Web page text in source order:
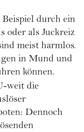
durch ein
oder als Juckreiz
meist harmlos.
in Mund und
können.
weit die
Dennoch